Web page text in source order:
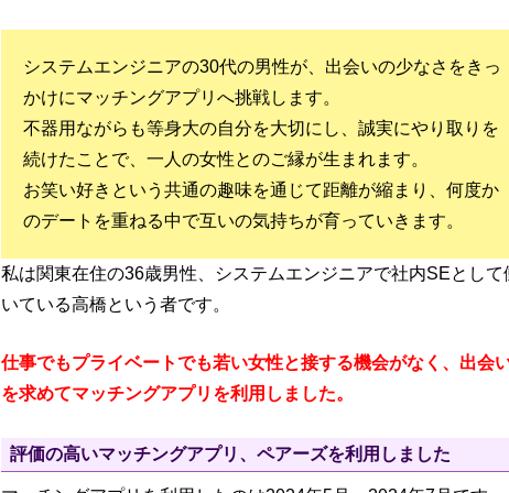
システムエンジニアの30代の男性が、出会いの少なさをきっ
かけにマッチングアプリへ挑戦します。
不器用ながらも等身大の自分を大切にし、誠実にやり取りを
続けたことで、一人の女性とのご縁が生まれます。
お笑い好きという共通の趣味を通じて距離が縮まり、何度か
のデートを重ねる中で互いの気持ちが育っていきます。
私は関東在住の36歳男性、システムエンジニアで社内SEとして
いている高橋という者です。
仕事でもプライベートでも若い女性と接する機会がなく、出会
を求めてマッチングアプリを利用しました。
評価の高いマッチングアプリ、ペアーズを利用しました